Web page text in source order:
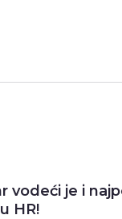
vodeći je i
HR!